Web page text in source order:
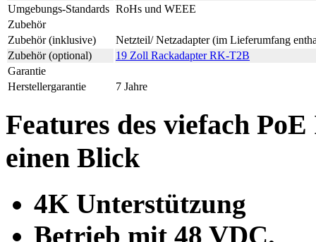
Umgebungs-Standards RoHs und WEEE
Zubehör
Zubehör (inklusive)
Netzteil/ Netzadapter (im Lieferumfang
Zubehör (optional)
19 Zoll Rackadapter RK-T2B
Garantie
Herstellergarantie
7 Jahre
Features des viefach
einen Blick
4K Unterstützung
Betrieb mit 48 VDC.